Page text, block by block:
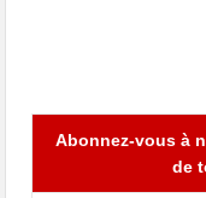
Abonnez-vous à
de